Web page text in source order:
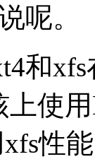
呢。
和
上使
性